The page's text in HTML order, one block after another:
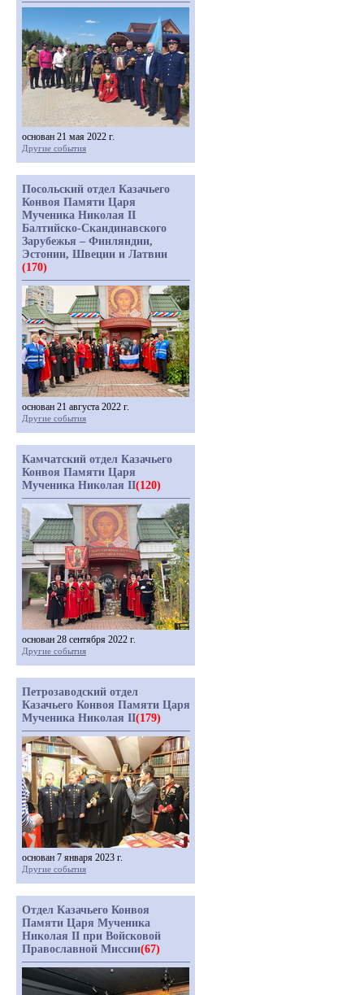
основан 21 мая 2022 г.
Другие события
Посольский отдел Казачьего
Конвоя Памяти Царя
Мученика Николая II
Балтийско-Скандинавского
Зарубежья – Финляндии,
Эстонии, Швеции и Латвии
(170)
основан 21 августа 2022 г.
Другие события
Камчатский отдел Казачьего
Конвоя Памяти Царя
Мученика Николая II(120)
основан 28 сентября 2022 г.
Другие события
Петрозаводский отдел
Казачьего Конвоя Памяти Царя
Мученика Николая II(179)
основан 7 января 2023 г.
Другие события
Отдел Казачьего Конвоя
Памяти Царя Мученика
Николая II при Войсковой
Православной Миссии(67)